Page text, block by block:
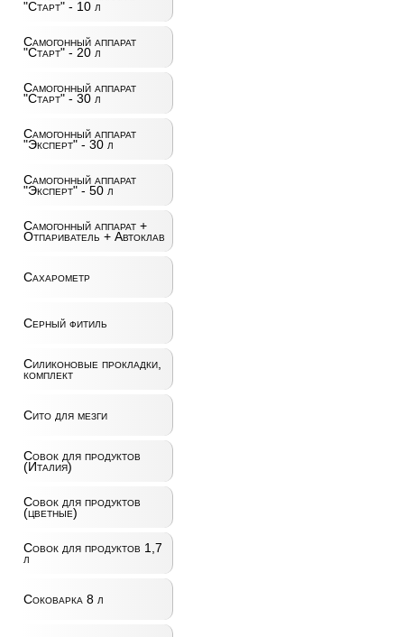
"Старт" - 10 л
Самогонный аппарат
"Старт" - 20 л
Самогонный аппарат
"Старт" - 30 л
Самогонный аппарат
"Эксперт" - 30 л
Самогонный аппарат
"Эксперт" - 50 л
Самогонный аппарат +
Отпариватель + Автоклав
Сахарометр
Серный фитиль
Силиконовые прокладки,
комплект
Сито для мезги
Совок для продуктов
(Италия)
Совок для продуктов
(цветные)
Совок для продуктов 1,7
л
Соковарка 8 л